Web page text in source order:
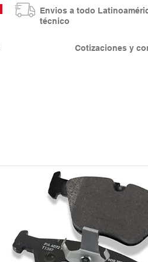
Cotizaciones y
Envios a todo
técnico